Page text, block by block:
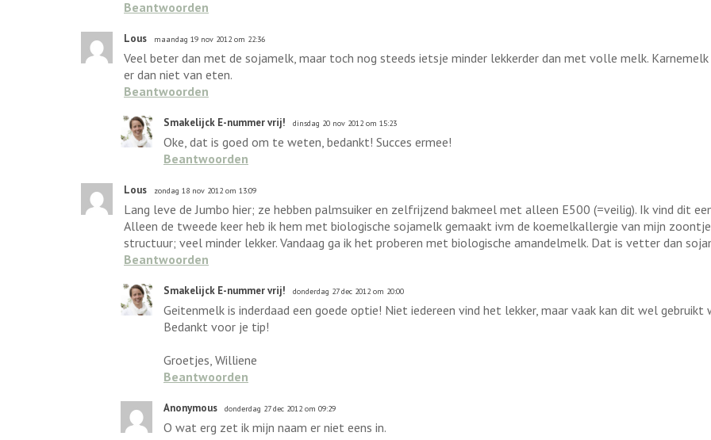
Beantwoorden
Lous maandag 19 nov 2012 om 22:36
Veel beter dan met de sojamelk, maar toch nog steeds ietsje minder lekkerder dan met volle melk.
er dan niet van eten.
Beantwoorden
Smakelijck E-nummer vrij! dinsdag 20 nov 2012 om 15:23
Oke, dat is goed om te weten, bedankt! Succes ermee!
Beantwoorden
Lous zondag 18 nov 2012 om 13:09
Lang leve de Jumbo hier; ze hebben palmsuiker en zelfrijzend bakmeel met alleen E500 (=veilig). Ik vind dit
Alleen de tweede keer heb ik hem met biologische sojamelk gemaakt ivm de koemelkallergie van mijn
structuur; veel minder lekker. Vandaag ga ik het proberen met biologische amandelmelk. Dat is vetter dan
Beantwoorden
Smakelijck E-nummer vrij! donderdag 27 dec 2012 om 20:00
Geitenmelk is inderdaad een goede optie! Niet iedereen vind het lekker, maar vaak kan dit wel gebruikt
Bedankt voor je tip!
Groetjes, Williene
Beantwoorden
Anonymous donderdag 27 dec 2012 om 09:29
O wat erg zet ik mijn naam er niet eens in.